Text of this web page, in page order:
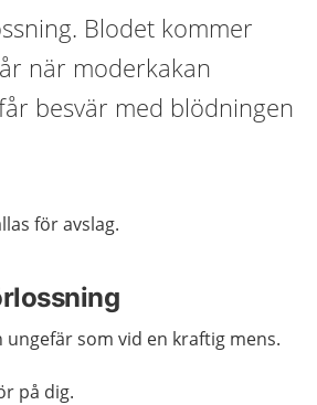
Blodet kommer
när moderkakan
besvär med blödningen
för avslag.
som vid en kraftig mens.
på dig.